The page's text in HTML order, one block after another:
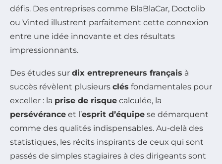
défis. Des entreprises comme BlaBlaCar, Doctolib
ou Vinted illustrent parfaitement cette connexion
entre une idée innovante et des résultats
impressionnants.
Des études sur dix entrepreneurs français à
succès révèlent plusieurs clés fondamentales pour
exceller : la prise de risque calculée, la
persévérance et l’esprit d’équipe se démarquent
comme des qualités indispensables. Au-delà des
statistiques, les récits inspirants de ceux qui sont
passés de simples stagiaires à des dirigeants sont